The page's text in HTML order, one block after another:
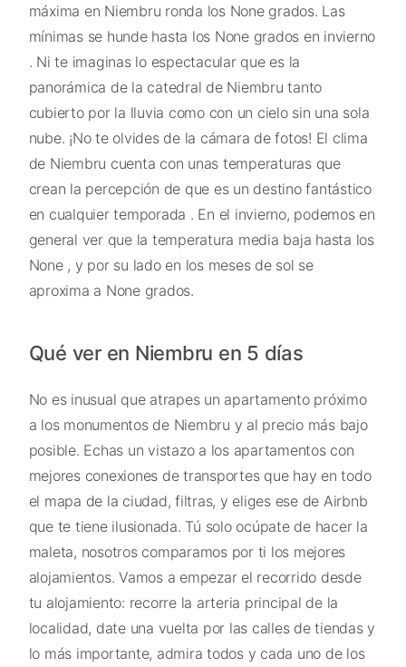
máxima en Niembru ronda los None grados. Las
mínimas se hunde hasta los None grados en invierno
. Ni te imaginas lo espectacular que es la
panorámica de la catedral de Niembru tanto
cubierto por la lluvia como con un cielo sin una sola
nube. ¡No te olvides de la cámara de fotos! El clima
de Niembru cuenta con unas temperaturas que
crean la percepción de que es un destino fantástico
en cualquier temporada . En el invierno, podemos en
general ver que la temperatura media baja hasta los
None , y por su lado en los meses de sol se
aproxima a None grados.
Qué ver en Niembru en 5 días
No es inusual que atrapes un apartamento próximo
a los monumentos de Niembru y al precio más bajo
posible. Echas un vistazo a los apartamentos con
mejores conexiones de transportes que hay en todo
el mapa de la ciudad, filtras, y eliges ese de Airbnb
que te tiene ilusionada. Tú solo ocúpate de hacer la
maleta, nosotros comparamos por ti los mejores
alojamientos. Vamos a empezar el recorrido desde
tu alojamiento: recorre la arteria principal de la
localidad, date una vuelta por las calles de tiendas y
lo más importante, admira todos y cada uno de los